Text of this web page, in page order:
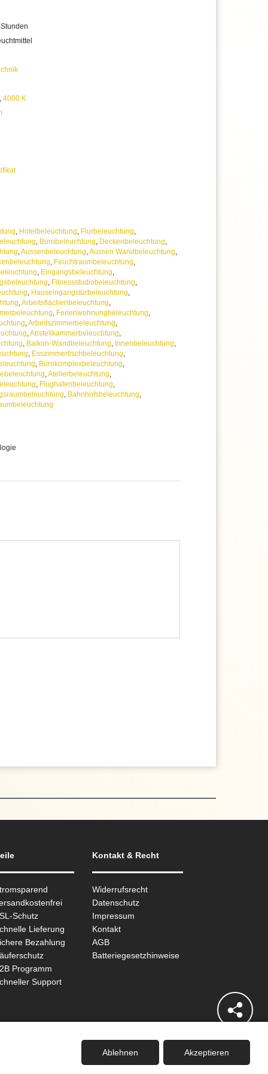
, 4000 K
, Hotelbeleuchtung, Flurbeleuchtung,
, Bürobeleuchtung, Deckenbeleuchtung,
,Aussenbeleuchtung,Aussen Wandbeleuchtung,
, Feuchtraumbeleuchtung,
, Eingangsbeleuchtung,
, Fitnessstudiobeleuchtung,
, Hauseingangstürbeleuchtung,
,Arbeitsflächenbeleuchtung,
, Ferienwohnungbeleuchtung,
,Arbeitszimmerbeleuchtung,
,Abstellkammerbeleuchtung,
, Balkon-Wandbeleuchtung, Innenbeleuchtung,
, Esszimmertischbeleuchtung,
, Bürokomplexbeleuchtung,
,Atelierbeleuchtung,
, Flughafenbeleuchtung,
, Bahnhofsbeleuchtung,
Schutz
Lieferung
Bezahlung
Programm
Support
Kontakt & Recht
Widerrufsrecht
Datenschutz
Impressum
Kontakt
AGB
Batteriegesetzhinweise
Akzeptieren
Ablehnen